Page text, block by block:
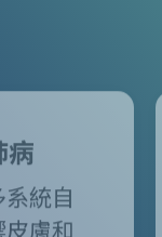
病
統自
膚和